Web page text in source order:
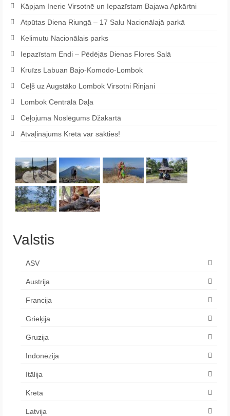
Kāpjam Inerie Virsotnē un Iepazīstam Bajawa Apkārtni
Atpūtas Diena Riungā – 17 Salu Nacionālajā parkā
Kelimutu Nacionālais parks
Iepazīstam Endi – Pēdējās Dienas Flores Salā
Kruīzs Labuan Bajo-Komodo-Lombok
Ceļš uz Augstāko Lombok Virsotni Rinjani
Lombok Centrālā Daļa
Ceļojuma Noslēgums Džakartā
Atvaļinājums Krētā var sākties!
Valstis
ASV
Austrija
Francija
Grieķija
Gruzija
Indonēzija
Itālija
Krēta
Latvija